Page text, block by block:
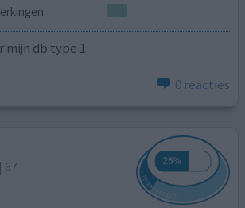
mijn db type 1
0 reacties
67